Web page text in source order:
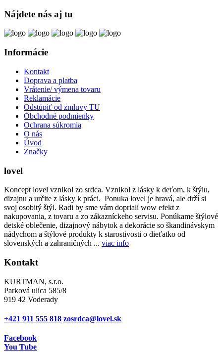
Nájdete nás aj tu
Informácie
Kontakt
Doprava a platba
Vrátenie/ výmena tovaru
Reklamácie
Odstúpiť od zmluvy TU
Obchodné podmienky
Ochrana súkromia
O nás
Úvod
Značky
lovel
Koncept lovel vznikol zo srdca. Vznikol z lásky k deťom, k štýlu,
dizajnu a určite z lásky k práci. Ponuka lovel je hravá, ale drží si
svoj osobitý štýl. Radi by sme vám dopriali wow efekt z
nakupovania, z tovaru a zo zákazníckeho servisu. Ponúkame štýlové
detské oblečenie, dizajnový nábytok a dekorácie so škandinávskym
nádychom a štýlové produkty k starostivosti o dieťatko od
slovenských a zahraničných ... viac info
Kontakt
KURTMAN, s.r.o.
Parková ulica 585/8
919 42 Voderady
+421 911 555 818 zosrdca@lovel.sk
Facebook
You Tube